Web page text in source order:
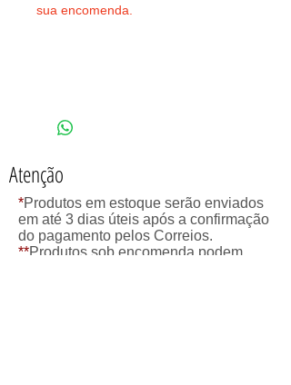
sua encomenda.
(peso,tonalidade,tamanho).
Atenção
*Produtos em estoque serão enviados
em até 3 dias úteis após a confirmação
do pagamento pelos Correios.
**Produtos sob encomenda podem